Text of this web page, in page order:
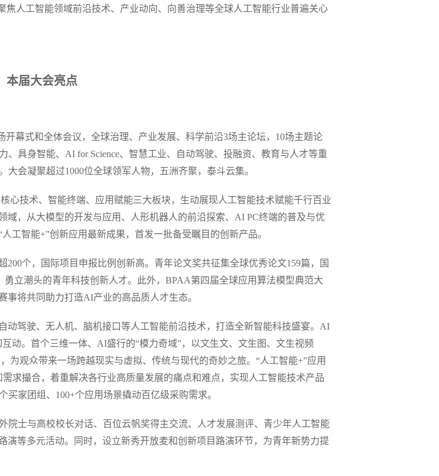
人工智能领域前沿技术、产业动向、向善治理等全球人工智能行业普遍关心
本届大会亮点
开幕式和全体会议，全球治理、产业发展、科学前沿3场主论坛，10场主题论
具身智能、AI for Science、智慧工业、自动驾驶、投融资、教育与人才等重
会凝聚超过1000位全球领军人物，五洲齐聚，泰斗云集。
心技术、智能终端、应用赋能三大板块，生动展现人工智能技术赋能千行百业
域，从大模型的开发与应用、人形机器人的前沿探索、AI PC终端的普及与优
工智能+”创新应用最新成果，首发一批备受瞩目的创新产品。
个，国际项目申报比例创新高。青年论文奖共征集全球优秀论文159篇，国
立潮头的青年科技创新人才。此外，BPAA第四届全球应用算法模型典范大
将共同助力打造AI产业的高品质人才生态。
动驾驶、无人机、脑机接口等人工智能前沿技术，打造全新智能科技盛宴。AI
动。首个三维一体、AI盛行的“模力奇域”，以文生文、文生图、文生视频
观众带来一场跨越现实与虚拟、传统与现代的奇妙之旅。“人工智能+”应用
求撮合，着重解决各行业高质量发展的痛点和难点，实现人工智能技术产品
家团组、100+个应用场景撬动百亿级采购需求。
士与高校校长对话、百位云帆奖得主交流、人才发展测评、青少年人工智能
等多元活动。同时，设立新秀开放麦和创新项目路演环节，为青年新势力提